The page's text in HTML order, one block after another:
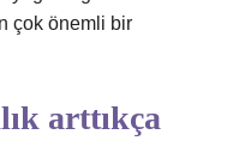
çok önemli bir
arttıkça